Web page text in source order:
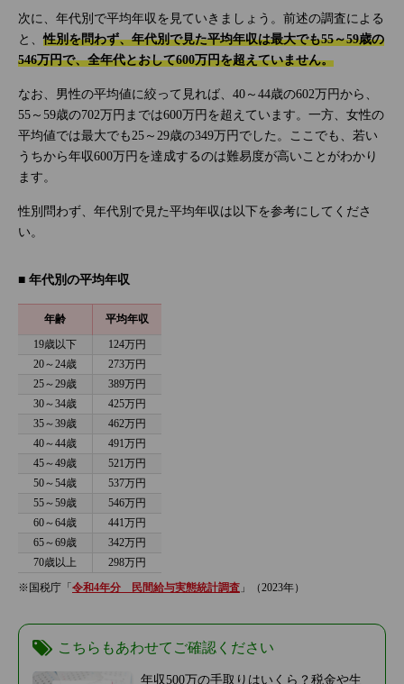
次に、年代別で平均年収を見ていきましょう。前述の調査による
と、性別を問わず、年代別で見た平均年収は最大でも55～59歳の
546万円で、全年代とおして600万円を超えていません。
なお、男性の平均値に絞って見れば、40～44歳の602万円から、
55～59歳の702万円までは600万円を超えています。一方、女性の
平均値では最大でも25～29歳の349万円でした。ここでも、若い
うちから年収600万円を達成するのは難易度が高いことがわかり
ます。
性別問わず、年代別で見た平均年収は以下を参考にしてくださ
い。
■ 年代別の平均年収
年齢
平均年収
19歳以下
124万円
20～24歳
273万円
25～29歳
389万円
30～34歳
425万円
35～39歳
462万円
40～44歳
491万円
45～49歳
521万円
50～54歳
537万円
55～59歳
546万円
60～64歳
441万円
65～69歳
342万円
70歳以上
298万円
※国税庁「 令和4年分 民間給与実態統計調査 」（2023年）
こちらもあわせてご確認ください
年収500万の手取りはいくら？税金や生